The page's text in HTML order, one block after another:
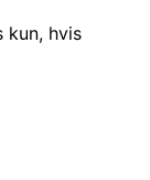
kun, hvis